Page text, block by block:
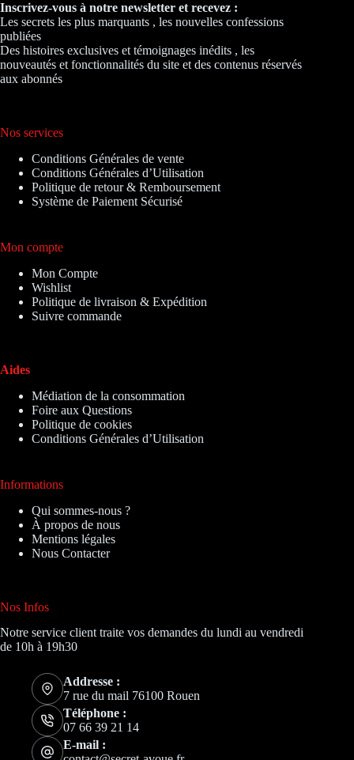
Inscrivez-vous à notre newsletter et recevez :
Les secrets les plus marquants , les nouvelles confessions
publiées
Des histoires exclusives et témoignages inédits , les
nouveautés et fonctionnalités du site et des contenus réservés
aux abonnés
Nos services
Conditions Générales de vente
Conditions Générales d’Utilisation
Politique de retour & Remboursement
Système de Paiement Sécurisé
Mon compte
Mon Compte
Wishlist
Politique de livraison & Expédition
Suivre commande
Aides
Médiation de la consommation
Foire aux Questions
Politique de cookies
Conditions Générales d’Utilisation
Informations
Qui sommes-nous ?
À propos de nous
Mentions légales
Nous Contacter
Nos Infos
Notre service client traite vos demandes du lundi au vendredi
de 10h à 19h30
Addresse :
7 rue du mail 76100 Rouen
Téléphone :
07 66 39 21 14
E-mail :